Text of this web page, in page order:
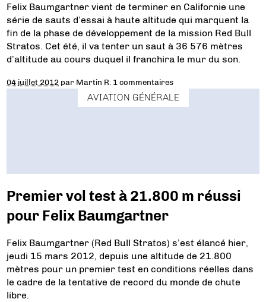
Felix Baumgartner vient de terminer en Californie une
série de sauts d’essai à haute altitude qui marquent la
fin de la phase de développement de la mission Red Bull
Stratos. Cet été, il va tenter un saut à 36 576 mètres
d’altitude au cours duquel il franchira le mur du son.
04 juillet 2012 par Martin R. 1 commentaires
AVIATION GÉNÉRALE
Premier vol test à 21.800 m réussi
pour Felix Baumgartner
Felix Baumgartner (Red Bull Stratos) s’est élancé hier,
jeudi 15 mars 2012, depuis une altitude de 21.800
mètres pour un premier test en conditions réelles dans
le cadre de la tentative de record du monde de chute
libre.